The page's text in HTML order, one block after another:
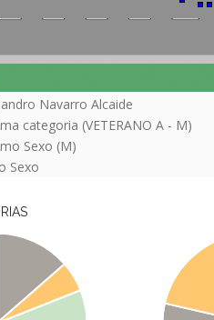
Navarro Alcaide
categoria (VETERANO A - M)
Sexo (M)
Sexo